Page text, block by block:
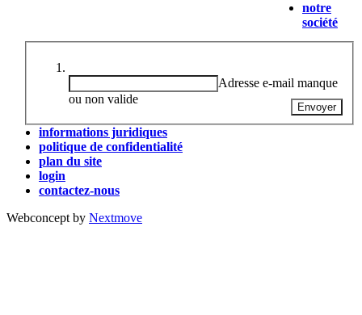
Adresse e-mail manque
ou non valide
notre
société
informations juridiques
politique de confidentialité
plan du site
login
contactez-nous
Webconcept by Nextmove